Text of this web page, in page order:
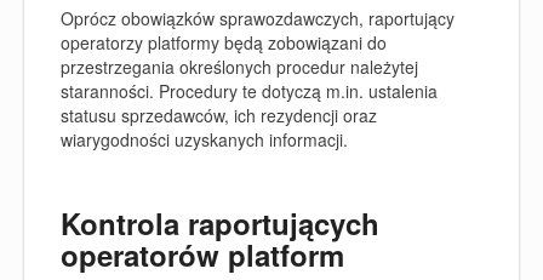
Oprócz obowiązków sprawozdawczych, raportujący
operatorzy platformy będą zobowiązani do
przestrzegania określonych procedur należytej
staranności. Procedury te dotyczą m.in. ustalenia
statusu sprzedawców, ich rezydencji oraz
wiarygodności uzyskanych informacji.
Kontrola raportujących
operatorów platform